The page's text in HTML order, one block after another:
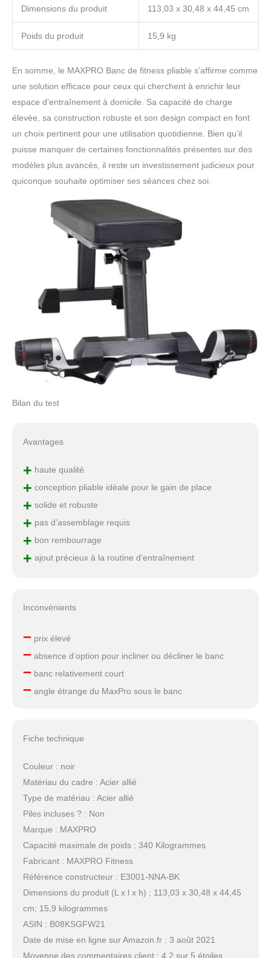
Dimensions du produit 113,03 x 30,48 x 44,45 cm
Poids du produit 15,9 kg
En somme, le MAXPRO Banc de fitness pliable s’affirme comme
une solution efficace pour ceux qui cherchent à enrichir leur
espace d’entraînement à domicile. Sa capacité de charge
élevée, sa construction robuste et son design compact en font
un choix pertinent pour une utilisation quotidienne. Bien qu’il
puisse manquer de certaines fonctionnalités présentes sur des
modèles plus avancés, il reste un investissement judicieux pour
quiconque souhaite optimiser ses séances chez soi.
Bilan du test
Avantages
+ haute qualité
+ conception pliable idéale pour le gain de place
+ solide et robuste
+ pas d’assemblage requis
+ bon rembourrage
+ ajout précieux à la routine d’entraînement
Inconvénients
–prix élevé
–absence d’option pour incliner ou décliner le banc
–banc relativement court
–angle étrange du MaxPro sous le banc
Fiche technique
Couleur : noir
Matériau du cadre : Acier allié
Type de matériau : Acier allié
Piles incluses ? : Non
Marque : MAXPRO
Capacité maximale de poids : 340 Kilogrammes
Fabricant : MAXPRO Fitness
Référence constructeur : E3001-NNA-BK
Dimensions du produit (L x l x h) : 113,03 x 30,48 x 44,45
cm; 15,9 kilogrammes
ASIN : B08KSGFW21
Date de mise en ligne sur Amazon.fr : 3 août 2021
Moyenne des commentaires client : 4,2 sur 5 étoiles